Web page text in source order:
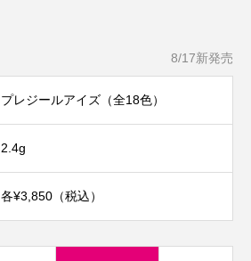
8/17新発売
プレジールアイズ（全18色）
2.4g
各¥3,850（税込）